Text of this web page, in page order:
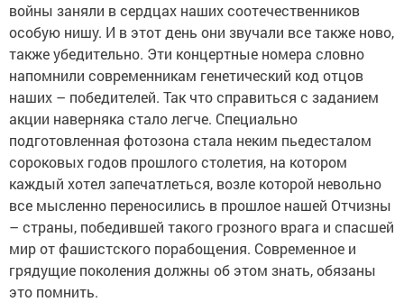
войны заняли в сердцах наших соотечественников
особую нишу. И в этот день они звучали все также ново,
также убедительно. Эти концертные номера словно
напомнили современникам генетический код отцов
наших – победителей. Так что справиться с заданием
акции наверняка стало легче. Специально
подготовленная фотозона стала неким пьедесталом
сороковых годов прошлого столетия, на котором
каждый хотел запечатлеться, возле которой невольно
все мысленно переносились в прошлое нашей Отчизны
– страны, победившей такого грозного врага и спасшей
мир от фашистского порабощения. Современное и
грядущие поколения должны об этом знать, обязаны
это помнить.